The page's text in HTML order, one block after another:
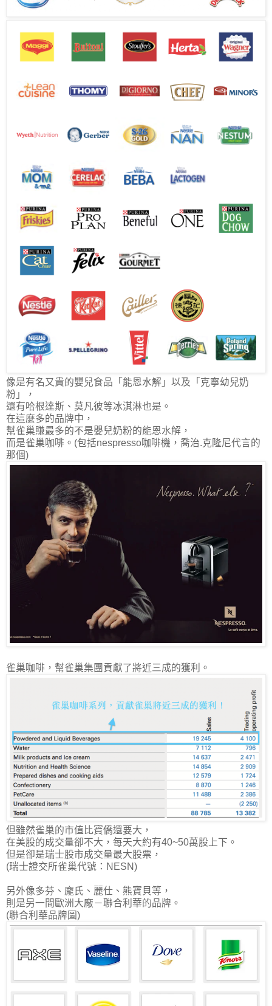
像是有名又貴的嬰兒食品「能恩水解」以及「克寧幼兒奶
粉」
，
還有哈根達斯、莫凡彼等冰淇淋也是。
在這麼多的品牌中，
幫雀巢賺最多的不是嬰兒奶粉的能恩水解，
而是雀巢咖啡 。(包括nespresso咖啡機，喬治.克隆尼代言的
那個)
雀巢咖啡，幫雀巢集團貢獻了將近三成的獲利。
但雖然雀巢的市值比寶僑還要大，
在美股的成交量卻不大，每天大約有40~50萬股上下。
但是卻是瑞士股市成交量最大股票，
(瑞士證交所雀巢代號：NESN)
另外像多芬、龐氏、麗仕、熊寶貝等，
則是另一間歐洲大廠－聯合利華的品牌。
(聯合利華品牌圖)